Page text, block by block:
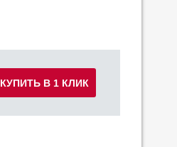
КУПИТЬ В 1 КЛИК